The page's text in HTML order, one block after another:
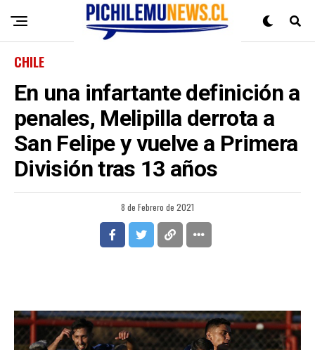
CHILE
En una infartante definición a
penales, Melipilla derrota a
San Felipe y vuelve a Primera
División tras 13 años
8 de Febrero de 2021